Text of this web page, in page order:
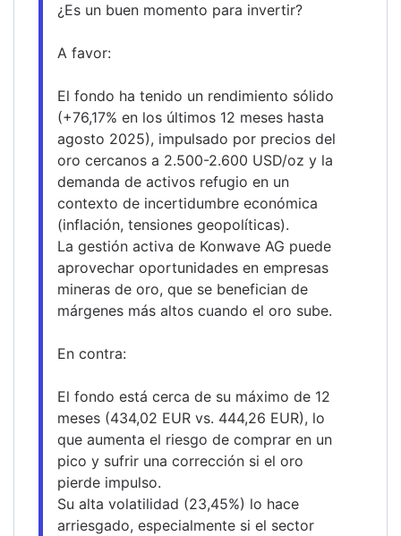
¿Es un buen momento para invertir?
A favor:
El fondo ha tenido un rendimiento sólido
(+76,17% en los últimos 12 meses hasta
agosto 2025), impulsado por precios del
oro cercanos a 2.500-2.600 USD/oz y la
demanda de activos refugio en un
contexto de incertidumbre económica
(inflación, tensiones geopolíticas).
La gestión activa de Konwave AG puede
aprovechar oportunidades en empresas
mineras de oro, que se benefician de
márgenes más altos cuando el oro sube.
En contra:
El fondo está cerca de su máximo de 12
meses (434,02 EUR vs. 444,26 EUR), lo
que aumenta el riesgo de comprar en un
pico y sufrir una corrección si el oro
pierde impulso.
Su alta volatilidad (23,45%) lo hace
arriesgado, especialmente si el sector